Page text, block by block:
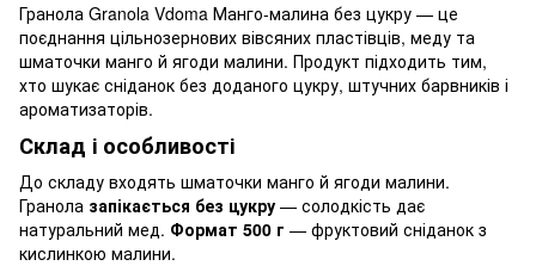
Гранола Granola Vdoma Манго-малина без цукру — це
поєднання цільнозернових вівсяних пластівців, меду та
шматочки манго й ягоди малини. Продукт підходить тим,
хто шукає сніданок без доданого цукру, штучних барвників і
ароматизаторів.
Склад і особливості
До складу входять шматочки манго й ягоди малини.
Гранола запікається без цукру — солодкість дає
натуральний мед. Формат 500 г — фруктовий сніданок з
кислинкою малини.